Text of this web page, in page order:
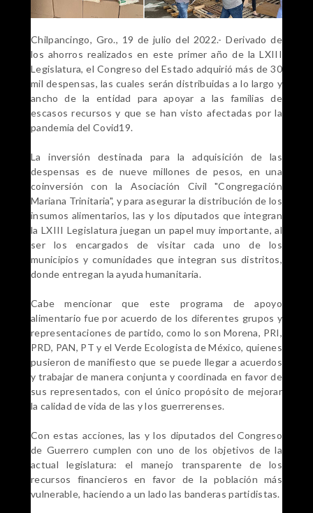
Chilpancingo, Gro., 19 de julio del 2022.- Derivado de
los ahorros realizados en este primer año de la LXIII
Legislatura, el Congreso del Estado adquirió más de 30
mil despensas, las cuales serán distribuidas a lo largo y
ancho de la entidad para apoyar a las familias de
escasos recursos y que se han visto afectadas por la
pandemia del Covid19.
La inversión destinada para la adquisición de las
despensas es de nueve millones de pesos, en una
coinversión con la Asociación Civil "Congregación
Mariana Trinitaria", y para asegurar la distribución de los
insumos alimentarios, las y los diputados que integran
la LXIII Legislatura juegan un papel muy importante, al
ser los encargados de visitar cada uno de los
municipios y comunidades que integran sus distritos,
donde entregan la ayuda humanitaria.
Cabe mencionar que este programa de apoyo
alimentario fue por acuerdo de los diferentes grupos y
representaciones de partido, como lo son Morena, PRI,
PRD, PAN, PT y el Verde Ecologista de México, quienes
pusieron de manifiesto que se puede llegar a acuerdos
y trabajar de manera conjunta y coordinada en favor de
sus representados, con el único propósito de mejorar
la calidad de vida de las y los guerrerenses.
Con estas acciones, las y los diputados del Congreso
de Guerrero cumplen con uno de los objetivos de la
actual legislatura: el manejo transparente de los
recursos financieros en favor de la población más
vulnerable, haciendo a un lado las banderas partidistas.